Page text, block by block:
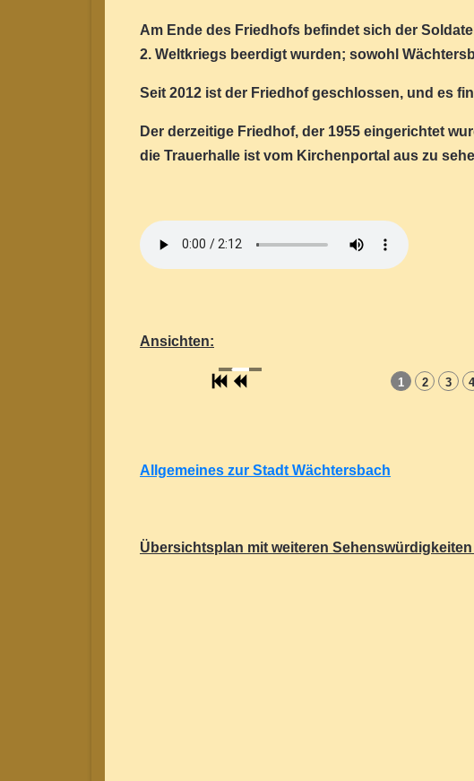
Am Ende des Friedhofs befindet sich der
2. Weltkriegs beerdigt wurden; sowohl
Seit 2012 ist der Friedhof geschlossen, und es
Der derzeitige Friedhof, der 1955 eingerichtet
die Trauerhalle ist vom Kirchenportal aus zu
Ansichten:
1 2 3
Allgemeines zur Stadt Wächtersbach
Übersichtsplan mit weiteren